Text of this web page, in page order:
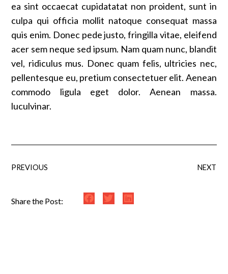
ea sint occaecat cupidatatat non proident, sunt in
culpa qui officia mollit natoque consequat massa
quis enim. Donec pede justo, fringilla vitae, eleifend
acer sem neque sed ipsum. Nam quam nunc, blandit
vel, ridiculus mus. Donec quam felis, ultricies nec,
pellentesque eu, pretium consectetuer elit. Aenean
commodo ligula eget dolor. Aenean massa.
luculvinar.
PREVIOUS NEXT
Share the Post: